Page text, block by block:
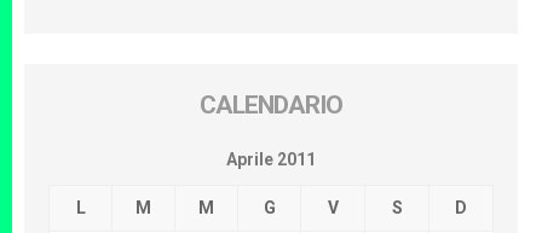
CALENDARIO
Aprile 2011
L M M G V S D